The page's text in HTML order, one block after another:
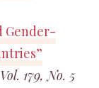
Gender-
Vol. 179, No. 5